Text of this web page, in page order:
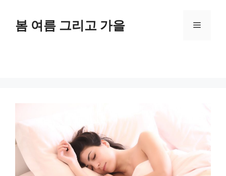
content
봄 여름 그리고 가을 Menu